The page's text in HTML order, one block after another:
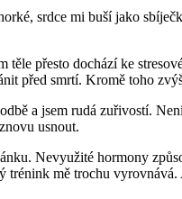
srdce mi buší jako
přesto dochází ke
před smrtí. Kromě toho
a jsem rudá zuřivostí.
usnout.
Nevyužité hormony
mě trochu